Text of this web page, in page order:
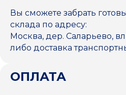
Вы сможете забрать
склада по адресу:
Москва, дер. Саларьево,
либо доставка
ОПЛАТА